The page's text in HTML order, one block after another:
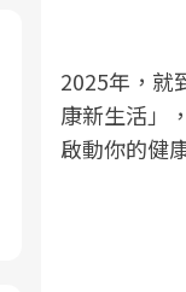
2025年，就
康新生活」
啟動你的健